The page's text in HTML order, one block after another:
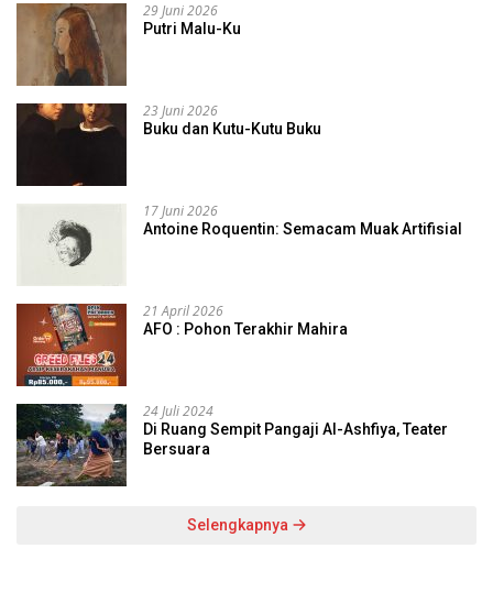
29 Juni 2026
Putri Malu-Ku
23 Juni 2026
Buku dan Kutu-Kutu Buku
17 Juni 2026
Antoine Roquentin: Semacam Muak Artifisial
21 April 2026
AFO : Pohon Terakhir Mahira
24 Juli 2024
Di Ruang Sempit Pangaji Al-Ashfiya, Teater
Bersuara
Selengkapnya